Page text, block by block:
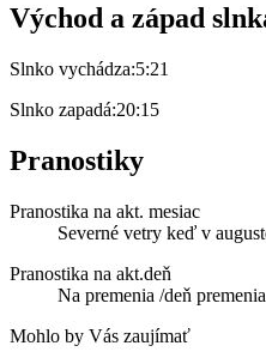
Východ a západ
Slnko vychádza:5:21
Slnko zapadá:20:15
Pranostiky
Pranostika na akt. mesiac
Severné vetry keď v
Pranostika na akt.deň
Na premenia /deň
Mohlo by Vás zaujímať